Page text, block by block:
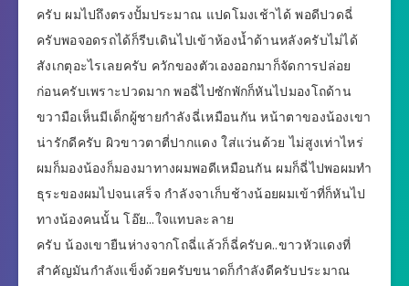
ครับ ผมไปถึงตรงปั้มประมาณ แปดโมงเช้าได้ พอดีปวดฉี่
ครับพอจอดรถได้ก็รีบเดินไปเข้าห้องน้ำด้านหลังครับไม่ได้
สังเกตุอะไรเลยครับ ควักของตัวเองออกมาก็จัดการปล่อย
ก่อนครับเพราะปวดมาก พอฉี่ไปซักพักก็หันไปมองโถด้าน
ขวามือเห็นมีเด็กผู้ชายกำลังฉี่เหมือนกัน หน้าตาของน้องเขา
น่ารักดีครับ ผิวขาวตาตี่ปากแดง ใส่แว่นด้วย ไม่สูงเท่าไหร่
ผมก็มองน้องก็มองมาทางผมพอดีเหมือนกัน ผมก็ฉี่ไปพอผมทำ
ธุระของผมไปจนเสร็จ กำลังจาเก็บช้างน้อยผมเข้าที่ก็หันไป
ทางน้องคนนั้น โอ๊ย…ใจแทบละลาย
ครับ น้องเขายืนห่างจากโถฉี่แล้วก็ฉี่ครับค..ขาวหัวแดงที่
สำคัญมันกำลังแข็งด้วยครับขนาดก็กำลังดีครับประมาณ